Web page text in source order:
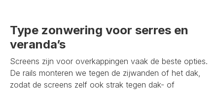
Type zonwering voor serres en
veranda’s
Screens zijn voor overkappingen vaak de beste opties.
De rails monteren we tegen de zijwanden of het dak,
zodat de screens zelf ook strak tegen dak- of